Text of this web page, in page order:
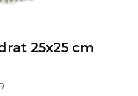
25x25 cm